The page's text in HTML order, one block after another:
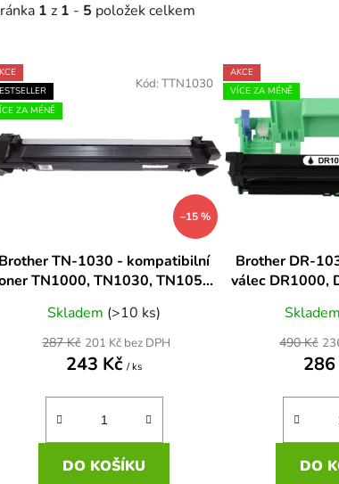
1 z 1 - 5 položek celkem
ZA MÉNĚ
–15 %
Brother TN-1030 - kompatibilní
TN1000, TN1030, TN1050,
Skladem (>10 ks)
201 Kč bez DPH
243 Kč/ ks
287 Kč
DO KOŠÍKU
Kód: TTN1030
AKCE
VÍCE ZA MÉNĚ
Brother DR-
válec DR1000,
Skladem
490 Kč
DO